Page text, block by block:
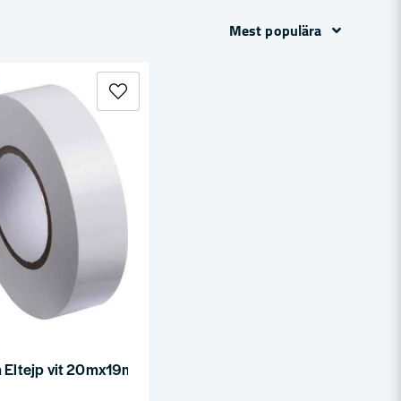
Mest populära
Eltejp vit 20mx19mm